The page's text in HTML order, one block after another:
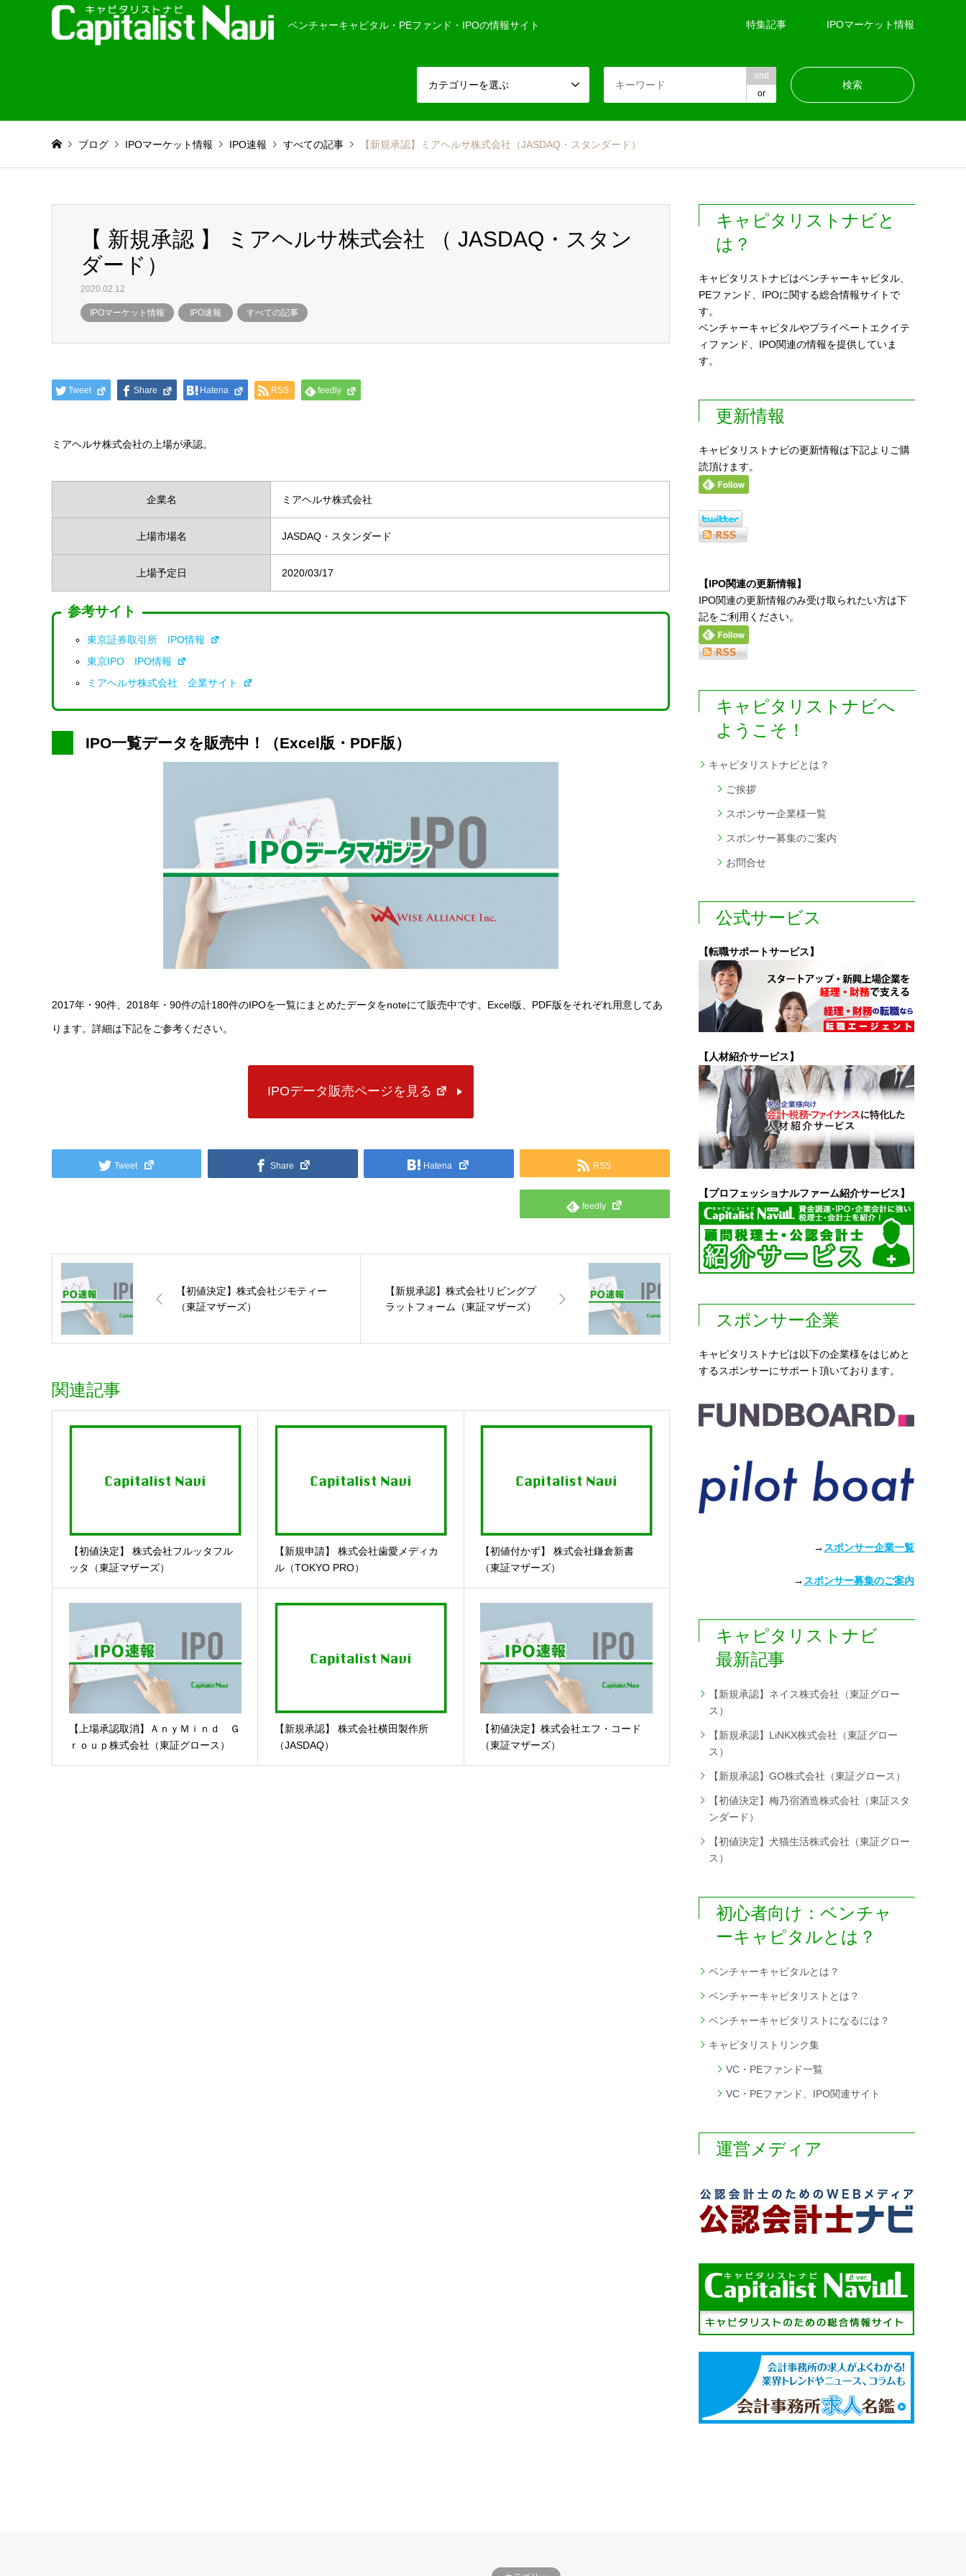
ベンチャーキャピタル・PEファンド・IPOの情報サイト 特集記事 IPOマーケット情報
カテゴリーを選ぶ
and
or
ブログ IPOマーケット情報 IPO速報 すべての記事 【新規承認】ミアヘルサ株式会社（JASDAQ・スタンダード）
【 新規承認 】 ミアヘルサ株式会社 （ JASDAQ・スタン
ダード）
2020.02.12
IPOマーケット情報 IPO速報 すべての記事
Tweet Share Hatena RSS feedly
ミアヘルサ株式会社の上場が承認。
企業名 ミアヘルサ株式会社
上場市場名 JASDAQ・スタンダード
上場予定日 2020/03/17
参考サイト
東京証券取引所 IPO情報
東京IPO IPO情報
ミアヘルサ株式会社 企業サイト
IPO一覧データを販売中！（Excel版・PDF版）
2017年・90件、2018年・90件の計180件のIPOを一覧にまとめたデータをnoteにて販売中です。Excel版、PDF版をそれぞれ用意してあ
ります。詳細は下記をご参考ください。
IPOデータ販売ページを見る
Tweet Share Hatena RSS
feedly
【初値決定】株式会社ジモティー
（東証マザーズ）
【新規承認】株式会社リビングプ
ラットフォーム（東証マザーズ）
関連記事
【初値決定】 株式会社フルッタフル
ッタ（東証マザーズ）
【新規申請】 株式会社歯愛メディカ
ル（TOKYO PRO）
【初値付かず】 株式会社鎌倉新書
（東証マザーズ）
【上場承認取消】ＡｎｙＭｉｎｄ Ｇ
ｒｏｕｐ株式会社（東証グロース）
【新規承認】 株式会社横田製作所
（JASDAQ）
【初値決定】株式会社エフ・コード
（東証マザーズ）
キャピタリストナビと
は？
キャピタリストナビはベンチャーキャピタル、
PEファンド、IPOに関する総合情報サイトで
す。
ベンチャーキャピタルやプライベートエクイテ
ィファンド、IPO関連の情報を提供していま
す。
更新情報
キャピタリストナビの更新情報は下記よりご購
読頂けます。
【IPO関連の更新情報】
IPO関連の更新情報のみ受け取られたい方は下
記をご利用ください。
キャピタリストナビへ
ようこそ！
キャピタリストナビとは？
ご挨拶
スポンサー企業様一覧
スポンサー募集のご案内
お問合せ
公式サービス
【転職サポートサービス】
【人材紹介サービス】
【プロフェッショナルファーム紹介サービス】
スポンサー企業
キャピタリストナビは以下の企業様をはじめと
するスポンサーにサポート頂いております。
→ スポンサー企業一覧
→ スポンサー募集のご案内
キャピタリストナビ
最新記事
【新規承認】ネイス株式会社（東証グロー
ス）
【新規承認】LiNKX株式会社（東証グロー
ス）
【新規承認】GO株式会社（東証グロース）
【初値決定】梅乃宿酒造株式会社（東証スタ
ンダード）
【初値決定】犬猫生活株式会社（東証グロー
ス）
初心者向け：ベンチャ
ーキャピタルとは？
ベンチャーキャピタルとは？
ベンチャーキャピタリストとは？
ベンチャーキャピタリストになるには？
キャピタリストリンク集
VC・PEファンド一覧
VC・PEファンド、IPO関連サイト
運営メディア